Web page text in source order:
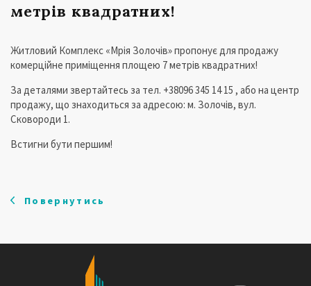
метрів квадратних!
Житловий Комплекс «Мрія Золочів» пропонує для продажу
комерційне приміщення площею 7 метрів квадратних!
За деталями звертайтесь за тел. +38096 345 14 15 , або на центр
продажу, що знаходиться за адресою: м. Золочів, вул.
Сковороди 1.
Встигни бути першим!
Повернутись